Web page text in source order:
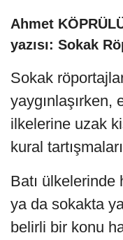
Ahmet
yazısı: Sokak
Sokak
yaygınlaşırken,
ilkelerine uzak
kural
Batı ülkelerinde
ya da sokakta
belirli bir konu